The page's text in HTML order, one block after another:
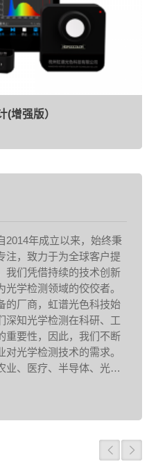
(增强版）
2014年成立以来，始终秉
注，致力于为全球客户提
我们凭借持续的技术创新
学检测领域的佼佼者。
的厂商，虹谱光色科技始
深知光学检测在科研、工
重要性，因此，我们不断
光学检测技术的需求。
业、医疗、半导体、光电